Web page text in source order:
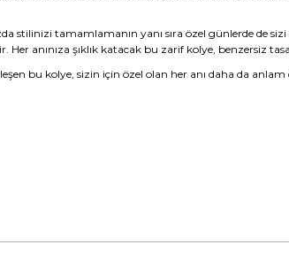
stilinizi tamamlamanın yanı sıra özel günlerde de
anınıza şıklık katacak bu zarif kolye, benzersiz
bu kolye, sizin için özel olan her anı daha da